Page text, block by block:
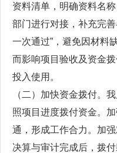
资料清单，明确资料名
部门进行对接，补充完善
一次通过”，避免因材料
而影响项目验收及资金
投入使用。
（二）加快资金拨付。
照项目进度拨付资金。
通，形成工作合力。加
决算与审计完成后，拨